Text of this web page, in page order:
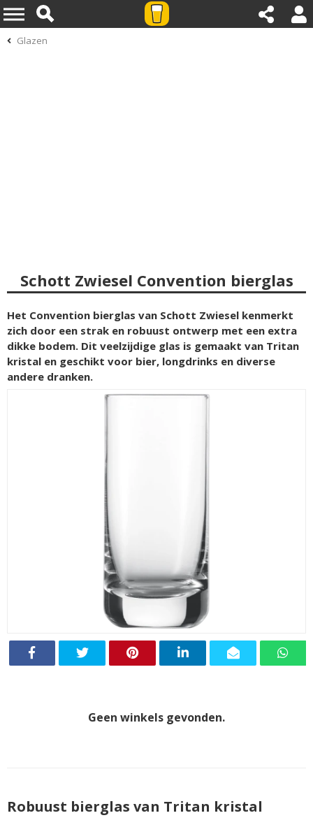
Glazen
Schott Zwiesel Convention bierglas
Het Convention bierglas van Schott Zwiesel kenmerkt
zich door een strak en robuust ontwerp met een extra
dikke bodem. Dit veelzijdige glas is gemaakt van Tritan
kristal en geschikt voor bier, longdrinks en diverse
andere dranken.
Geen winkels gevonden.
Robuust bierglas van Tritan kristal